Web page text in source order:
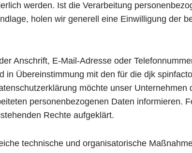
werden. Ist die Verarbeitung
holen wir generell eine Einwilligung der
Anschrift, E-Mail-Adresse oder
Übereinstimmung mit den für die djk
möchte unser Unternehmen
personenbezogenen Daten informieren.
Rechte aufgeklärt.
technische und organisatorische